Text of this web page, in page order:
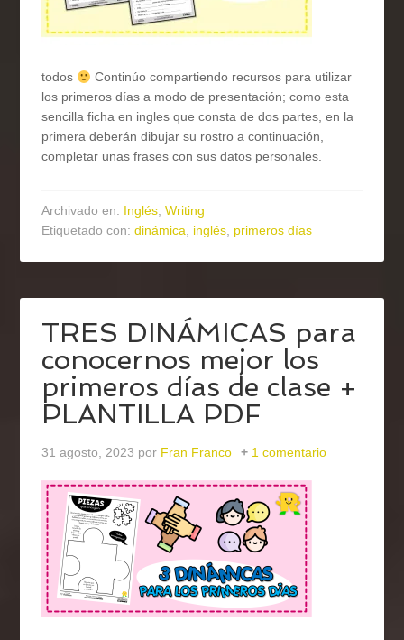
todos
Continúo compartiendo recursos para utilizar
los primeros días a modo de presentación; como esta
sencilla ficha en ingles que consta de dos partes, en la
primera deberán dibujar su rostro a continuación,
completar unas frases con sus datos personales.
Archivado en: Inglés,Writing
Etiquetado con:dinámica, inglés, primeros días
TRES DINÁMICAS para
conocernos mejor los
primeros días de clase +
PLANTILLA PDF
31 agosto, 2023 por Fran Franco 1 comentario